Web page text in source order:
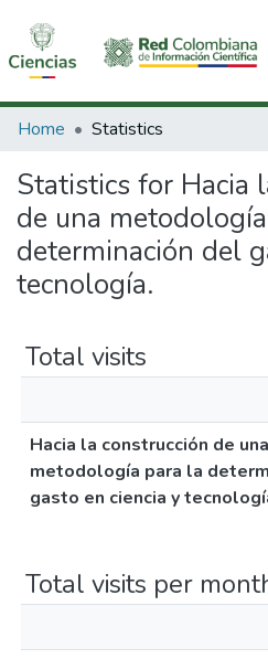
Communities & Collections
All of DSpace
Home Statistics
Statistics for Hacia
de una
determinación del
tecnología.
Total visits
Hacia la construcción de una
metodología para la
gasto en ciencia y
Total visits per